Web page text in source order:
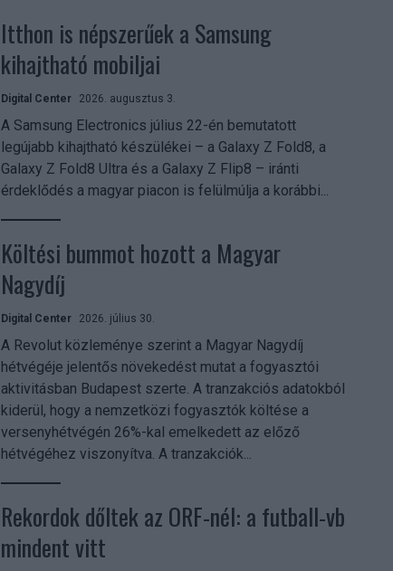
Itthon is népszerűek a Samsung
kihajtható mobiljai
Digital Center 2026. augusztus 3.
A Samsung Electronics július 22-én bemutatott
legújabb kihajtható készülékei – a Galaxy Z Fold8, a
Galaxy Z Fold8 Ultra és a Galaxy Z Flip8 – iránti
érdeklődés a magyar piacon is felülmúlja a korábbi...
Költési bummot hozott a Magyar
Nagydíj
Digital Center 2026. július 30.
A Revolut közleménye szerint a Magyar Nagydíj
hétvégéje jelentős növekedést mutat a fogyasztói
aktivitásban Budapest szerte. A tranzakciós adatokból
kiderül, hogy a nemzetközi fogyasztók költése a
versenyhétvégén 26%-kal emelkedett az előző
hétvégéhez viszonyítva. A tranzakciók...
Rekordok dőltek az ORF-nél: a futball-vb
mindent vitt